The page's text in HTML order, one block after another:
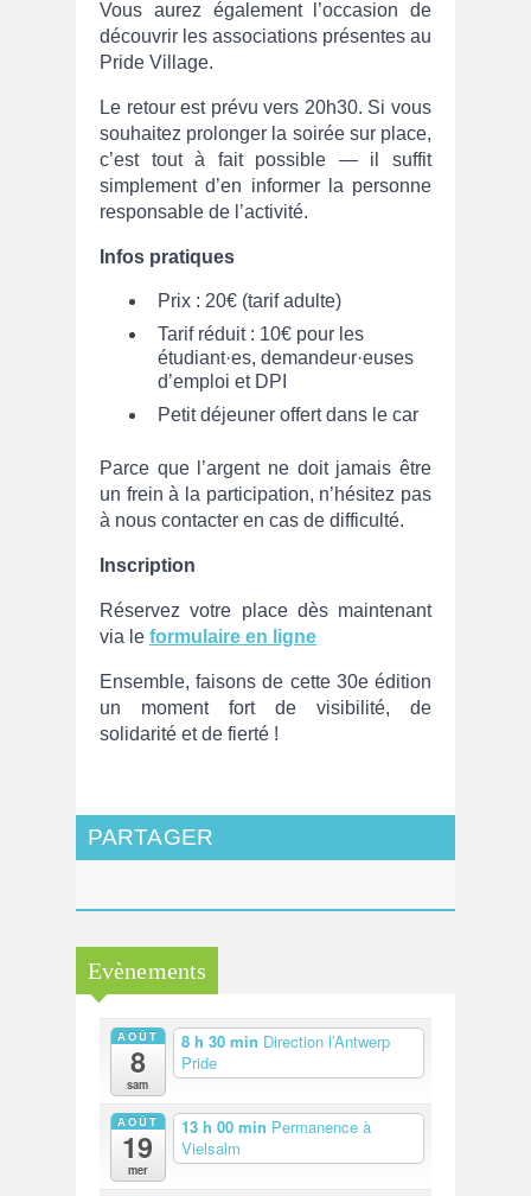
Vous aurez également l’occasion de
découvrir les associations présentes au
Pride Village.
Le retour est prévu vers 20h30. Si vous
souhaitez prolonger la soirée sur place,
c’est tout à fait possible — il suffit
simplement d’en informer la personne
responsable de l’activité.
Infos pratiques
Prix : 20€ (tarif adulte)
Tarif réduit : 10€ pour les
étudiant·es, demandeur·euses
d’emploi et DPI
Petit déjeuner offert dans le car
Parce que l’argent ne doit jamais être
un frein à la participation, n’hésitez pas
à nous contacter en cas de difficulté.
Inscription
Réservez votre place dès maintenant
via le formulaire en ligne
Ensemble, faisons de cette 30e édition
un moment fort de visibilité, de
solidarité et de fierté !
PARTAGER
Evènements
AOÛT
8
sam
8 h 30 min Direction l’Antwerp
Pride
AOÛT
19
mer
13 h 00 min Permanence à
Vielsalm